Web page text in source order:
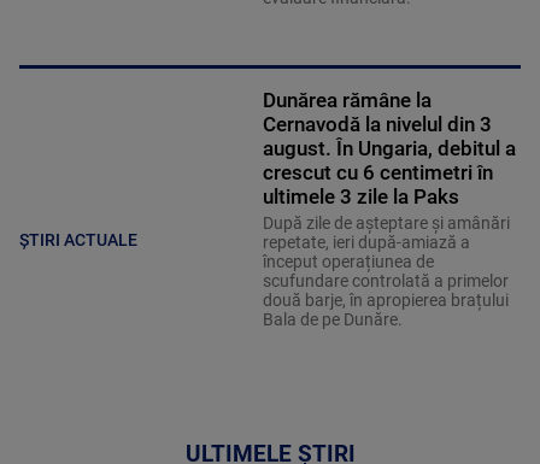
ȘTIRI ACTUALE
Dunărea rămâne la
Cernavodă la nivelul din 3
august. În Ungaria, debitul a
crescut cu 6 centimetri în
ultimele 3 zile la Paks
După zile de așteptare și amânări
repetate, ieri după-amiază a
început operațiunea de
scufundare controlată a primelor
două barje, în apropierea brațului
Bala de pe Dunăre.
ULTIMELE ȘTIRI